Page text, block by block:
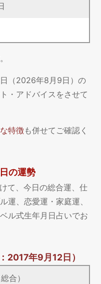
（2026年8月9日）の
・アドバイスをさせて
特徴も併せてご確認く
の運勢
て、今日の総合運、仕
運、恋愛運・家庭運、
ル式生年月日占いでお
2017年9月12日）
合）